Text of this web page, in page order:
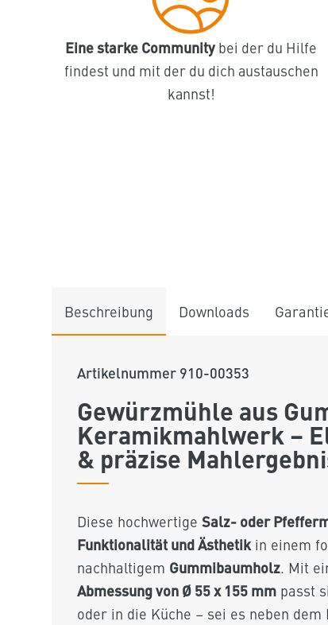
Eine starke Community bei der du Hilfe
findest und mit der du dich austauschen
kannst!
Beschreibung Downloads
Artikelnummer910-00353
Gewürzmühle aus
Keramikmahlwerk –
& präzise
Diese hochwertige Salz- oder
Funktionalität und Ästhetik in einem
nachhaltigem Gummibaumholz. Mit
Abmessung von Ø 55 x 155 mm passt
oder in die Küche – sei es neben